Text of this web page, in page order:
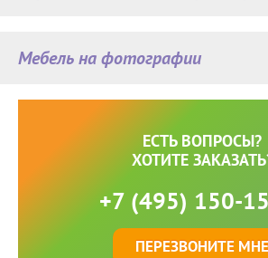
Мебель на фотографии
ЕСТЬ ВОПРОСЫ?
ХОТИТЕ
+7 (495) 150-
ПЕРЕЗВОНИТЕ МНЕ